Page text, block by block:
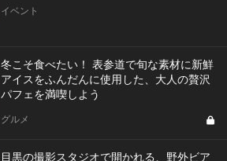
イベント
冬こそ食べたい！ 表参道で旬な素材に新鮮
アイスをふんだんに使用した、大人の贅沢
パフェを満喫しよう
グルメ
目黒の撮影スタジオで開かれる、野外ビア